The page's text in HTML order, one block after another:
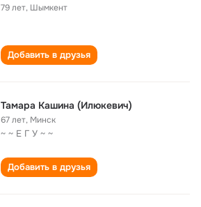
79 лет, Шымкент
Добавить в друзья
Тамара Кашина (Илюкевич)
67 лет, Минск
~ ~ Е Г У ~ ~
Добавить в друзья